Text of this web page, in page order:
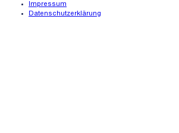
Impressum
Datenschutzerklärung